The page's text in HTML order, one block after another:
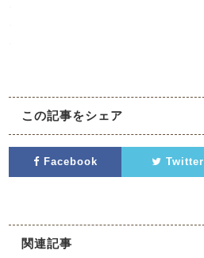
この記事をシェア
Facebook Twitter
関連記事